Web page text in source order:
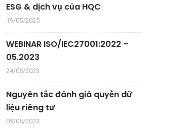
ESG & dịch vụ của HQC
19/05/2025
WEBINAR ISO/IEC27001:2022 –
05.2023
24/05/2023
Nguyên tắc đánh giá quyền dữ
liệu riêng tư
09/05/2023